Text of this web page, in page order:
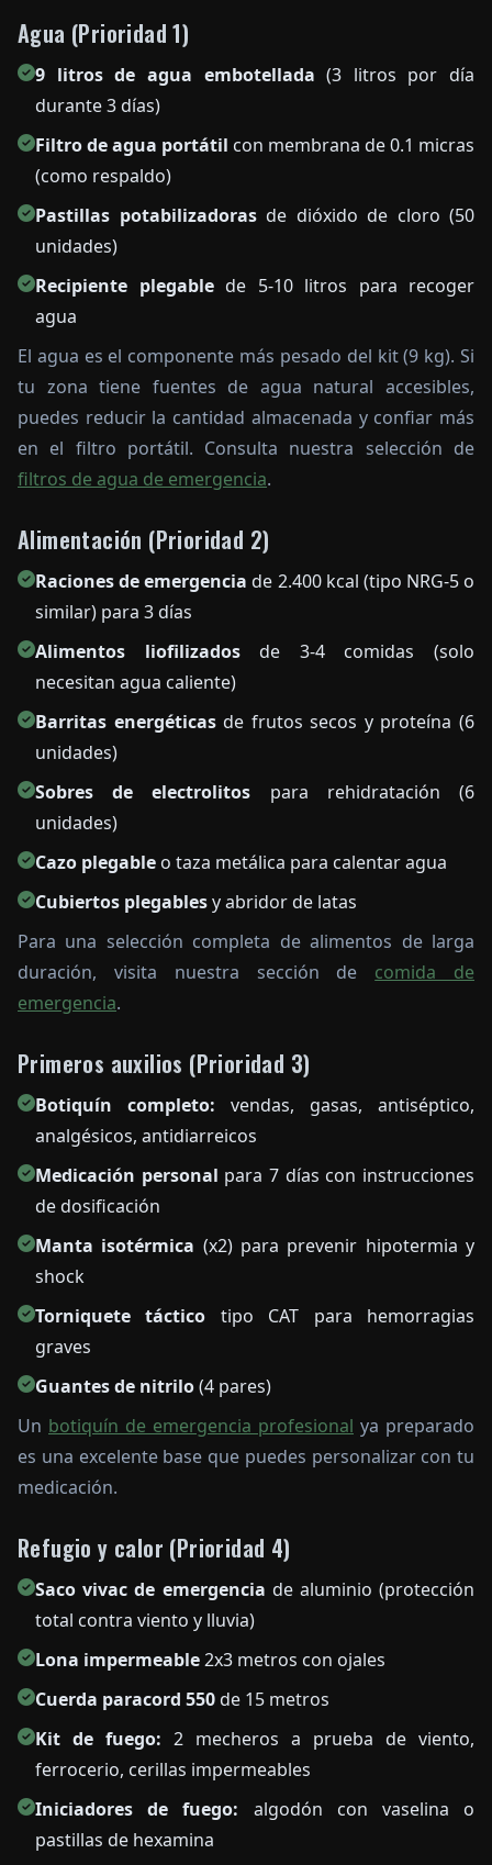
Agua (Prioridad 1)
9 litros de agua embotellada (3 litros por día
durante 3 días)
Filtro de agua portátil con membrana de 0.1 micras
(como respaldo)
Pastillas potabilizadorasde dióxido de cloro (50
unidades)
Recipiente plegablede 5-10 litros para recoger
agua
El agua es el componente más pesado del kit (9 kg). Si
tu zona tiene fuentes de agua natural accesibles,
puedes reducir la cantidad almacenada y confiar más
en el filtro portátil. Consulta nuestra selección de
filtros de agua de emergencia.
Alimentación (Prioridad 2)
Raciones de emergencia de 2.400 kcal (tipo NRG-5 o
similar) para 3 días
Alimentos liofilizadosde 3-4 comidas (solo
necesitan agua caliente)
Barritas energéticasde frutos secos y proteína (6
unidades)
Sobres de electrolitos para rehidratación (6
unidades)
Cazo plegable o taza metálica para calentar agua
Cubiertos plegablesy abridor de latas
Para una selección completa de alimentos de larga
duración, visita nuestra sección de comida de
emergencia.
Primeros auxilios (Prioridad 3)
Botiquín completo: vendas, gasas, antiséptico,
analgésicos, antidiarreicos
Medicación personal para 7 días con instrucciones
de dosificación
Manta isotérmica (x2) para prevenir hipotermia y
shock
Torniquete táctico tipo CAT para hemorragias
graves
Guantes de nitrilo(4 pares)
Un botiquín de emergencia profesional ya preparado
es una excelente base que puedes personalizar con tu
medicación.
Refugio y calor (Prioridad 4)
Saco vivac de emergencia de aluminio (protección
total contra viento y lluvia)
Lona impermeable2x3 metros con ojales
Cuerda paracord 550de 15 metros
Kit de fuego: 2 mecheros a prueba de viento,
ferrocerio, cerillas impermeables
Iniciadores de fuego: algodón con vaselina o
pastillas de hexamina